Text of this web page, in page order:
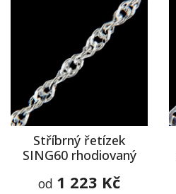
Stříbrný řetízek
SING60 rhodiovaný
od 1 223 Kč